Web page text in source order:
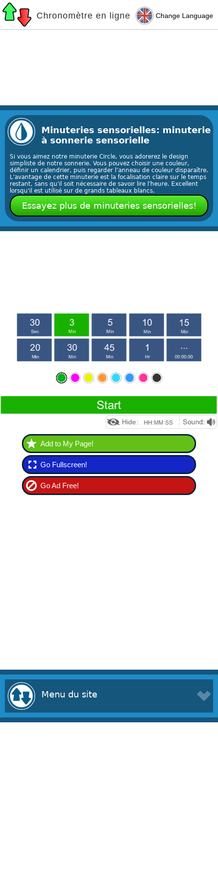
Chronomètre en ligne Change Language
Minuteries sensorielles: minuterie
à sonnerie sensorielle
Si vous aimez notre minuterie Circle, vous adorerez le design
simpliste de notre sonnerie. Vous pouvez choisir une couleur,
définir un calendrier, puis regarder l’anneau de couleur disparaître.
L'avantage de cette minuterie est la focalisation claire sur le temps
restant, sans qu'il soit nécessaire de savoir lire l'heure. Excellent
lorsqu'il est utilisé sur de grands tableaux blancs.
Essayez plus de minuteries sensorielles!
Add to My Page!
Go Fullscreen!
Go Ad Free!
Menu du site